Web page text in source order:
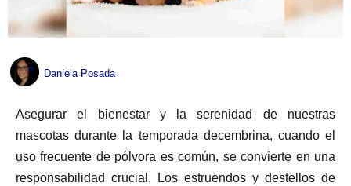
Daniela Posada
Asegurar el bienestar y la serenidad de nuestras
mascotas durante la temporada decembrina, cuando el
uso frecuente de pólvora es común, se convierte en una
responsabilidad crucial. Los estruendos y destellos de